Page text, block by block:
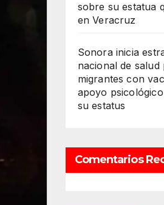
sobre su estatua
en Veracruz
Sonora inicia
nacional de salud
migrantes con
apoyo
su estatus
Comentarios